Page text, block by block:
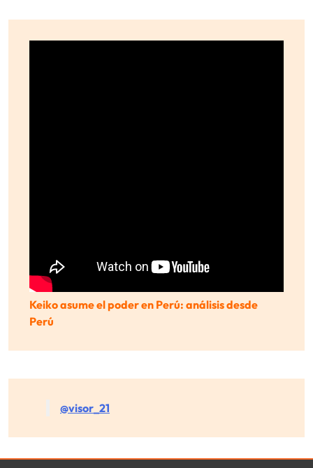
Keiko asume el poder en Perú: análisis desde
Perú
@visor_21